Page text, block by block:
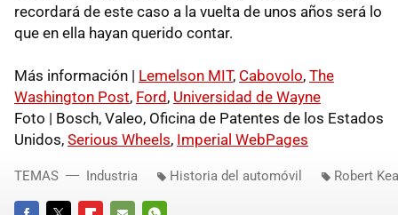
recordará de este caso a la vuelta de unos años será lo
que en ella hayan querido contar.
Más información | Lemelson MIT, Cabovolo, The
Washington Post, Ford, Universidad de Wayne
Foto | Bosch, Valeo, Oficina de Patentes de los Estados
Unidos, Serious Wheels, Imperial WebPages
TEMAS Industria Historia del automóvil Robert